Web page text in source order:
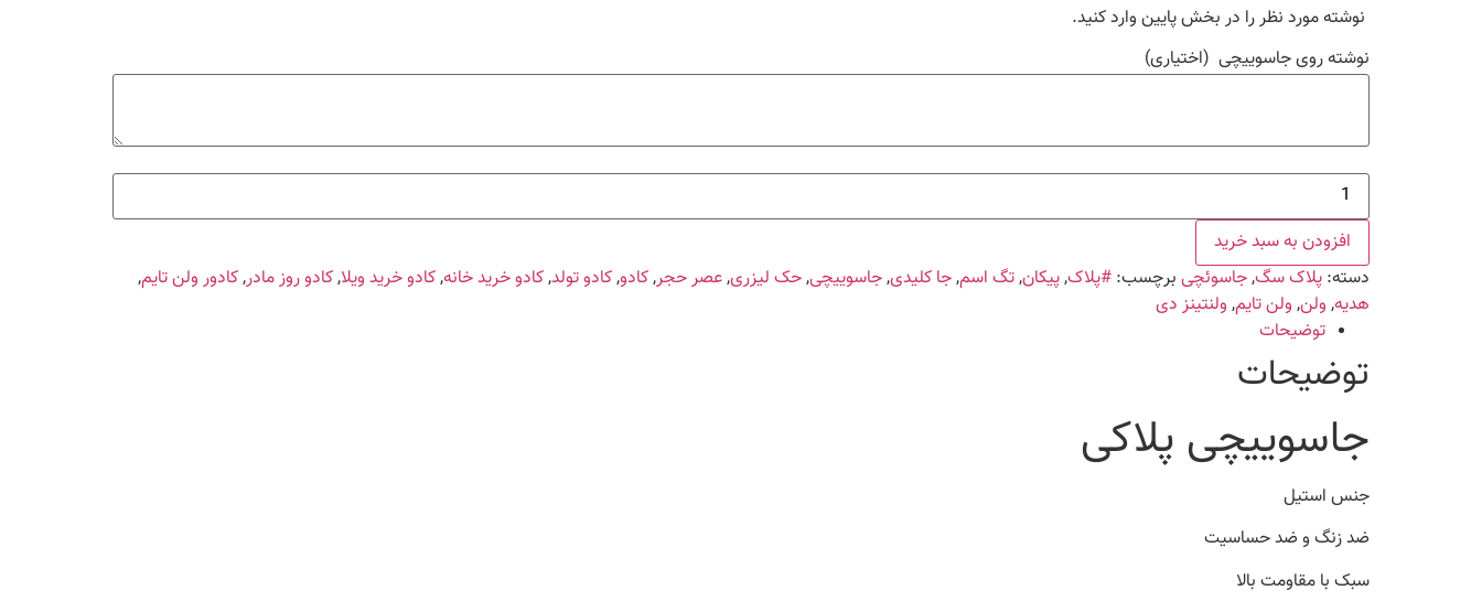
نوشته مورد نظر را در بخش پایین وارد کنید.
نوشته روی جاسوییچی (اختیاری)
جاسوییچی
پلاکی
عدد
افزودن به سبد خرید
دسته: پلاک سگ,جاسوئچی برچسب: #پلاک,پیکان,تگ اسم,جا کلیدی,جاسوییچی,حک لیزری,عصر حجر,کادو,کادو تولد,کادو خرید خانه,کادو خرید ویلا,کادو روز مادر,کادور ولن تایم,
هدیه, ولن, ولن تایم, ولنتینز دی
توضیحات
توضیحات
جاسوییچی پلاکی
جنس استیل
ضد زنگ و ضد حساسیت
سبک با مقاومت بالا